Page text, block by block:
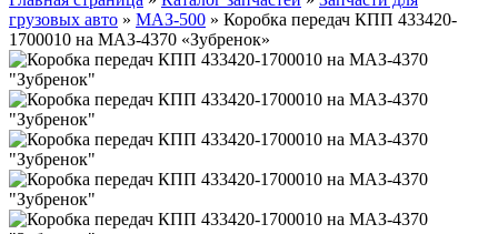
грузовых авто » МАЗ-500 » Коробка передач КПП 433420-
1700010 на МАЗ-4370 «Зубренок»